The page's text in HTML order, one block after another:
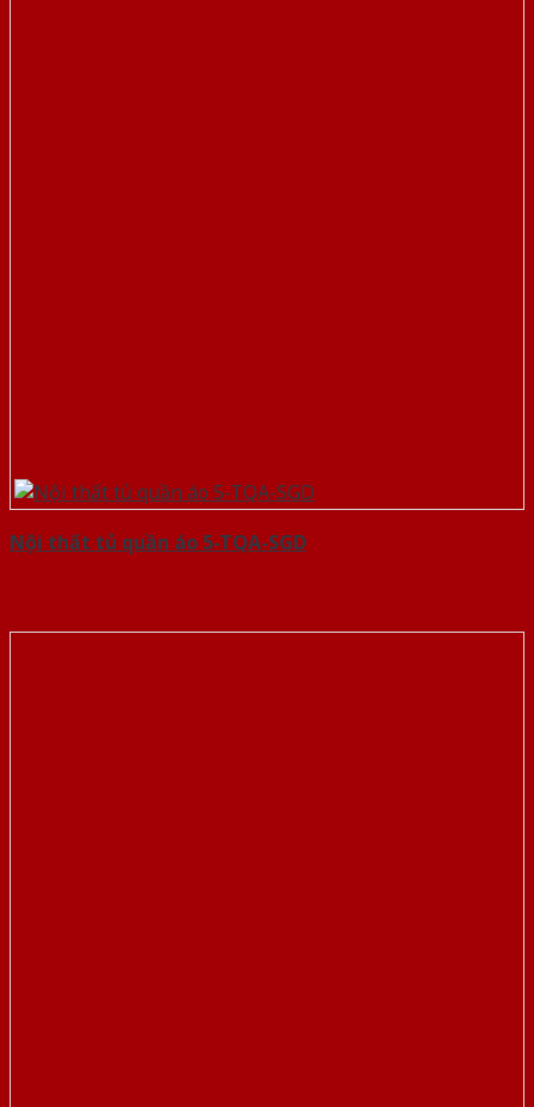
Nội thất tủ quần áo 5-TQA-SGD